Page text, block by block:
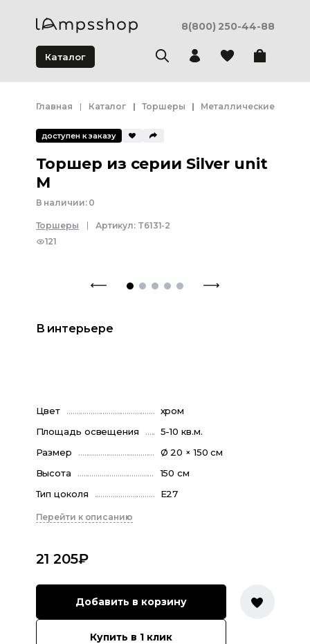
8(800) 250-44-88
Каталог
Главная Каталог Торшеры Металлические
доступен к заказу
Торшер из серии Silver unit
M
В наличии: 0
Торшеры Артикул: T6131-2
121
В интерьере
Цвет
хром
Площадь освещения
5-10 кв.м.
Размер
Ø 20 × 150 см
Высота
150 см
Тип цоколя
E27
Перейти к описанию
21 205₽
Добавить в корзину
Купить в 1 клик